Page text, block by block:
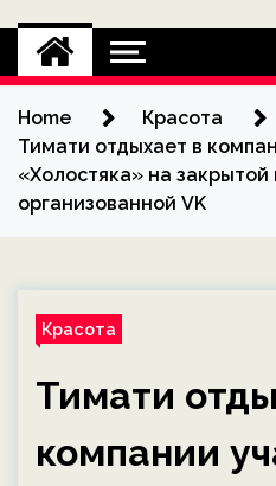
Home
Красота
Тимати отдыхает в
«Холостяка» на закрытой
организованной VK
Красота
Тимати
компании